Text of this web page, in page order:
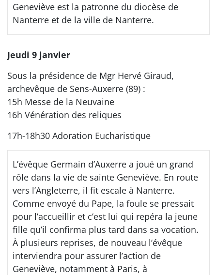
Geneviève est la patronne du diocèse de
Nanterre et de la ville de Nanterre.
Jeudi 9 janvier
Sous la présidence de Mgr Hervé Giraud,
archevêque de Sens-Auxerre (89) :
15h Messe de la Neuvaine
16h Vénération des reliques
17h-18h30 Adoration Eucharistique
L’évêque Germain d’Auxerre a joué un grand
rôle dans la vie de sainte Geneviève. En route
vers l’Angleterre, il fit escale à Nanterre.
Comme envoyé du Pape, la foule se pressait
pour l’accueillir et c’est lui qui repéra la jeune
fille qu’il confirma plus tard dans sa vocation.
À plusieurs reprises, de nouveau l’évêque
interviendra pour assurer l’action de
Geneviève, notamment à Paris, à